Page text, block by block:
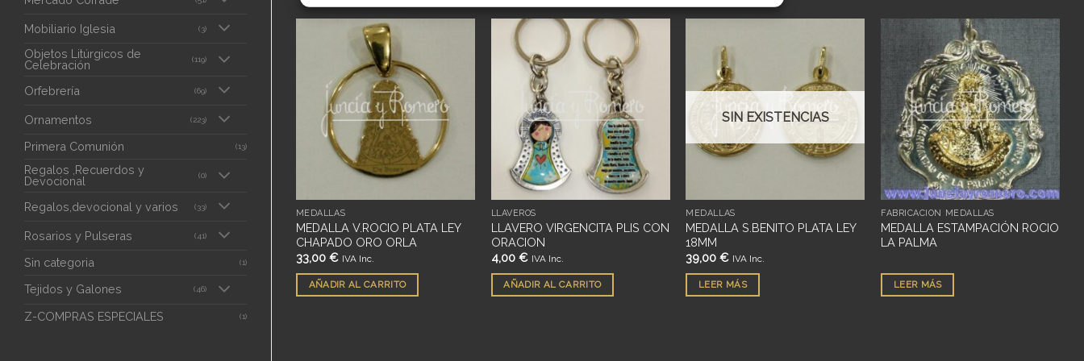
Mobiliario Iglesia (3)
Objetos Litúrgicos de
Celebración
(119)
Orfebrería (69)
Ornamentos (223)
Primera Comunión (13)
Regalos ,Recuerdos y
Devocional
(0)
Regalos,devocional y varios (33)
Rosarios y Pulseras (41)
Sin categoria (1)
Tejidos y Galones (46)
Z-COMPRAS ESPECIALES (1)
deseos
MEDALLAS
MEDALLA V.ROCIO PLATA LEY
CHAPADO ORO ORLA
33,00 € IVA Inc.
AÑADIR AL CARRITO
Añadir
LLAVEROS
LLAVERO VIRGENCITA PLIS CON
ORACION
4,00 € IVA Inc.
AÑADIR AL CARRITO
Añadir
deseos
SIN EXISTENCIAS
MEDALLAS
MEDALLA S.BENITO PLATA LEY
18MM
39,00€ IVA Inc.
LEER MÁS
Añadir
deseos
FABRICACIÓN MEDALLAS
MEDALLA ESTAMPACIÓN ROCIO
LA PALMA
LEER MÁS
Añadir
deseos
LLAVEROS
AÑADIR AL CARRITO